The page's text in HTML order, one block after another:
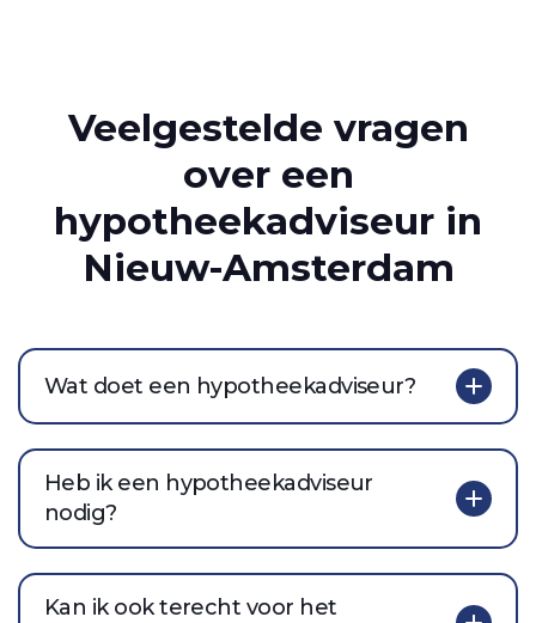
Veelgestelde vragen
over een
hypotheekadviseur in
Nieuw-Amsterdam
Wat doet een hypotheekadviseur?
Heb ik een hypotheekadviseur
nodig?
Kan ik ook terecht voor het